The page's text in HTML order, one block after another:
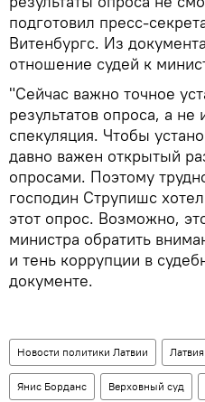
подготовил пресс-
Витенбургс. Из
отношение судей к
"Сейчас важно точное
результатов опроса, а
спекуляция. Чтобы
давно важен открытый
опросами. Поэтому
господин Струпишс
этот опрос. Возможно,
министра обратить
и тень коррупции в
документе.
Новости политики Латвии Латвия
Янис Борданс Верховный суд